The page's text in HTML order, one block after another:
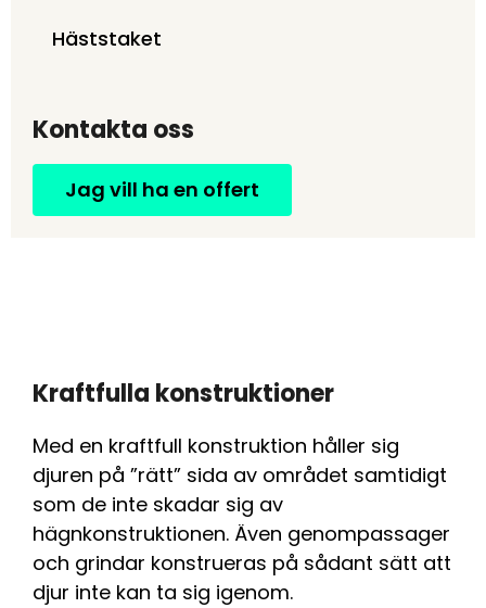
Häststaket
Kontakta oss
Jag vill ha en offert
Kraftfulla konstruktioner
Med en kraftfull konstruktion håller sig
djuren på ”rätt” sida av området samtidigt
som de inte skadar sig av
hägnkonstruktionen. Även genompassager
och grindar konstrueras på sådant sätt att
djur inte kan ta sig igenom.